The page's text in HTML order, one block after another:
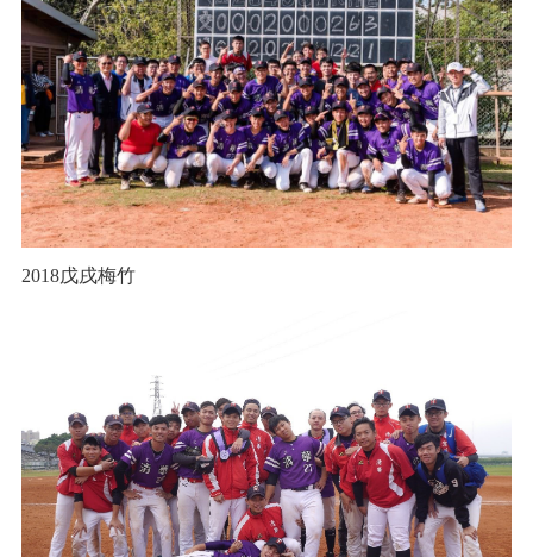
2018戊戌梅竹